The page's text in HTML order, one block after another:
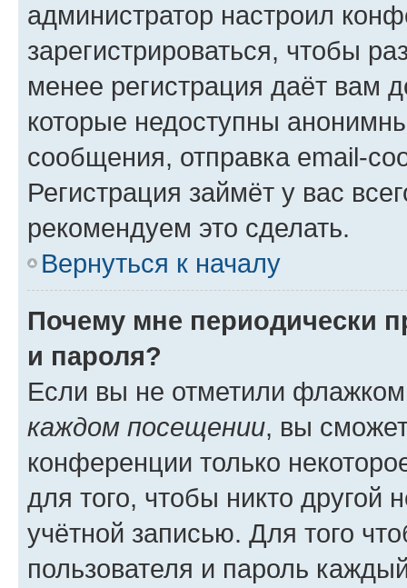
администратор настроил
зарегистрироваться, чтобы
менее регистрация даёт вам
которые недоступны
сообщения, отправка email-
Регистрация займёт у вас
рекомендуем это сделать.
Вернуться к началу
Почему мне периодически
и пароля?
Если вы не отметили
каждом посещении, вы
конференции только
для того, чтобы никто другой
учётной записью. Для того
пользователя и пароль